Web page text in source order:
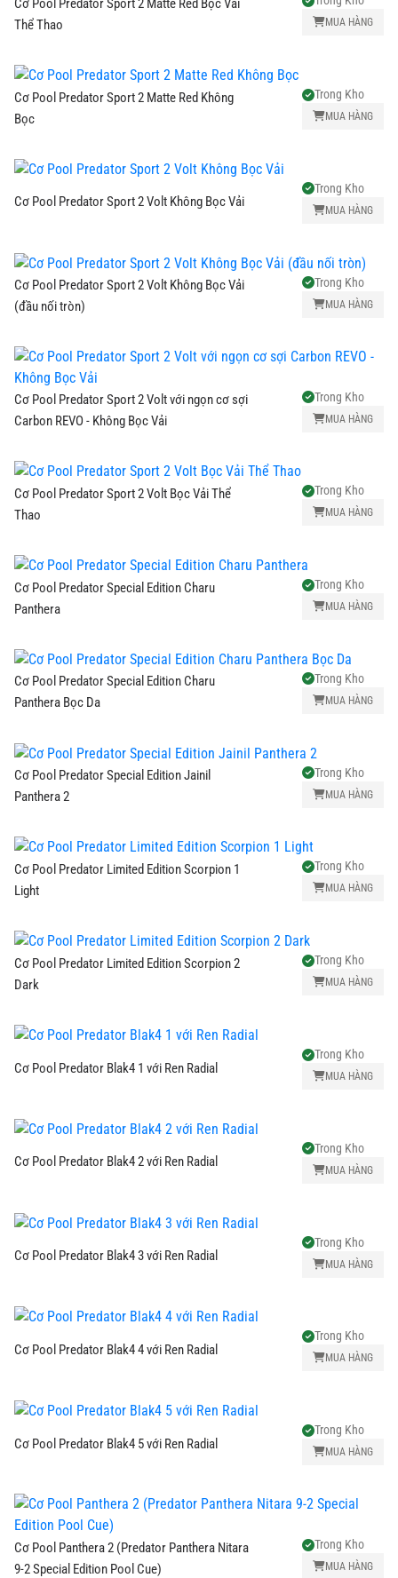
Cơ Pool Predator Sport 2 Matte Red Bọc Vải
Thể Thao
MUA HÀNG
Cơ Pool Predator Sport 2 Matte Red Không
Bọc
Trong Kho
MUA HÀNG
Cơ Pool Predator Sport 2 Volt Không Bọc Vải
Trong Kho
MUA HÀNG
Cơ Pool Predator Sport 2 Volt Không Bọc Vải
(đầu nối tròn)
Trong Kho
MUA HÀNG
Cơ Pool Predator Sport 2 Volt với ngọn cơ sợi
Carbon REVO - Không Bọc Vải
Trong Kho
MUA HÀNG
Cơ Pool Predator Sport 2 Volt Bọc Vải Thể
Thao
Trong Kho
MUA HÀNG
Cơ Pool Predator Special Edition Charu
Panthera
Trong Kho
MUA HÀNG
Cơ Pool Predator Special Edition Charu
Panthera Bọc Da
Trong Kho
MUA HÀNG
Cơ Pool Predator Special Edition Jainil
Panthera 2
Trong Kho
MUA HÀNG
Cơ Pool Predator Limited Edition Scorpion 1
Light
Trong Kho
MUA HÀNG
Cơ Pool Predator Limited Edition Scorpion 2
Dark
Trong Kho
MUA HÀNG
Cơ Pool Predator Blak4 1 với Ren Radial
Trong Kho
MUA HÀNG
Cơ Pool Predator Blak4 2 với Ren Radial
Trong Kho
MUA HÀNG
Cơ Pool Predator Blak4 3 với Ren Radial
Trong Kho
MUA HÀNG
Cơ Pool Predator Blak4 4 với Ren Radial
Trong Kho
MUA HÀNG
Cơ Pool Predator Blak4 5 với Ren Radial
Trong Kho
MUA HÀNG
Cơ Pool Panthera 2 (Predator Panthera Nitara
9-2 Special Edition Pool Cue)
Trong Kho
MUA HÀNG